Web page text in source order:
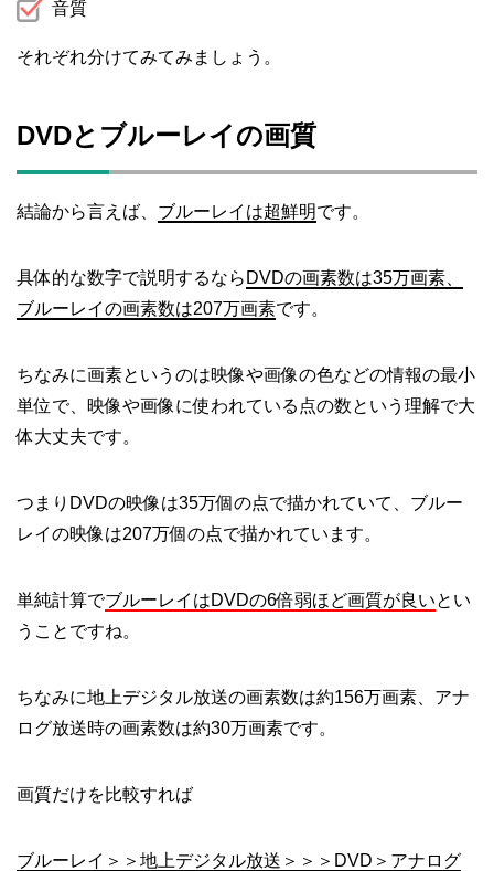
音質
それぞれ分けてみてみましょう。
DVDとブルーレイの画質
結論から言えば、 ブルーレイは超鮮明です。
具体的な数字で説明するなら DVDの画素数は35万画素、
ブルーレイの画素数は207万画素です。
ちなみに画素というのは映像や画像の色などの情報の最小
単位で、映像や画像に使われている点の数という理解で大
体大丈夫です。
つまりDVDの映像は35万個の点で描かれていて、ブルー
レイの映像は207万個の点で描かれています。
単純計算でブルーレイはDVDの6倍弱ほど画質が良いとい
うことですね。
ちなみに地上デジタル放送の画素数は約156万画素、アナ
ログ放送時の画素数は約30万画素です。
画質だけを比較すれば
ブルーレイ＞＞地上デジタル放送＞＞＞DVD＞アナログ